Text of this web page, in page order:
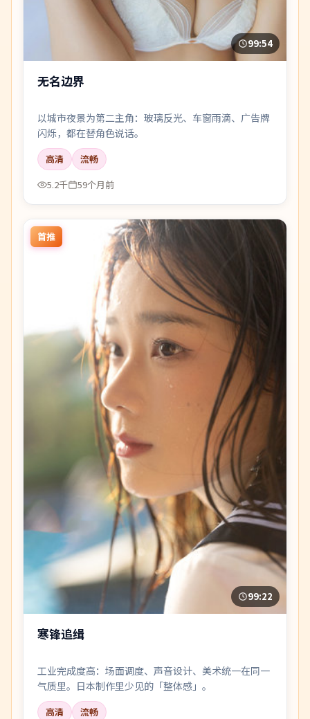
99:54
无名边界
以城市夜景为第二主角：玻璃反光、车窗雨滴、广告牌
闪烁，都在替角色说话。
高清
流畅
5.2千
59个月前
首推
99:22
寒锋追缉
工业完成度高：场面调度、声音设计、美术统一在同一
气质里。日本制作里少见的「整体感」。
高清
流畅